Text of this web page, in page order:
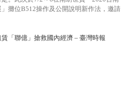
攤位B512操作及公開說明新作法，邀請
「聯億」搶救國內經濟 – 臺灣時報